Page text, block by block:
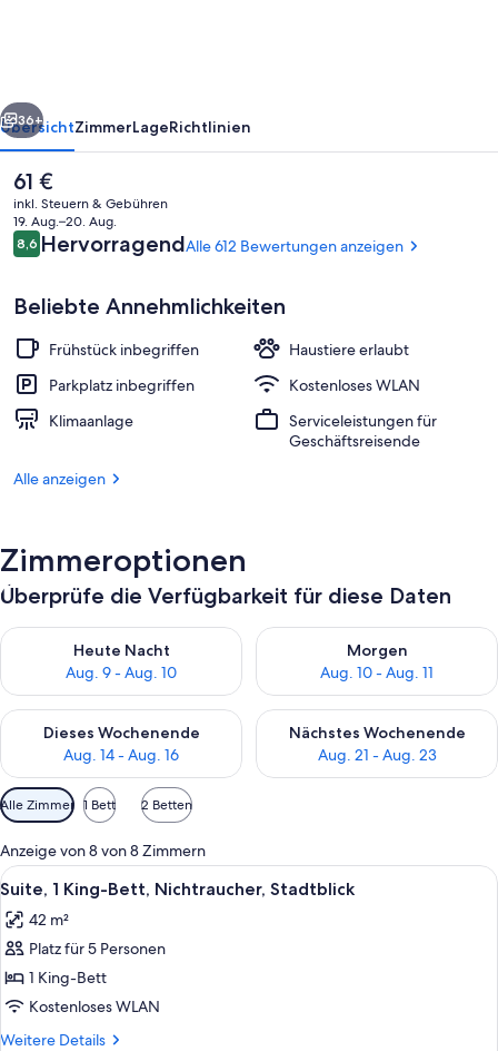
Research
Park
Tägliches inbegriffenes kontinentales
Weiter
36+
ÜbersichtZimmerLageRichtlinien
Der
aktuelle
Preis
beträgt
61 €.
61 €
inkl. Steuern & Gebühren
19. Aug.–20. Aug.
Bewertungen
8,68,6 von 10.
HervorragendAlle 612 Bewertungen anzeigen
Beliebte Annehmlichkeiten
Frühstück inbegriffen
Haustiere erlaubt
Parkplatz inbegriffen
Kostenloses WLAN
Klimaanlage
Serviceleistungen für
Geschäftsreisende
Alle anzeigen
Zimmeroptionen
Überprüfe die Verfügbarkeit für diese Daten
Heute Nacht
Aug. 9 - Aug. 10
Überprüfe die Verfügbarkeit für heute Nacht, Aug. 9 - Aug.
Morgen
Aug. 10 - Aug. 11
Überprüfe die Verfügbarkeit
Dieses Wochenende
Aug. 14 - Aug. 16
Überprüfe die Verfügbarkeit für dieses Wochenende, Aug. 14
Nächstes Wochenende
Aug. 21 - Aug. 23
Überprüfe die Verfügbarkeit
Verfügbare
Filter
für
Zimmer
Alle Zimmer 1 Bett 2 Betten
Anzeige von 8 von 8 Zimmern
Alle
Fotos
für
Suite,
1 King-
Bett,
Nichtraucher,
Ein modernes Hotelzimmer mit
4
Suite, 1 King-Bett, Nichtraucher, Stadtblick
42 m²
Platz für 5 Personen
1 King-Bett
Kostenloses WLAN
Weitere Details
Weitere